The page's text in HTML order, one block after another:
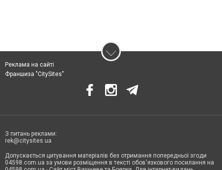
Реклама на сайті
Франшиза "CitySites"
З питань реклами:
rek@citysites.ua
Допускається цитування матеріалів без отримання попередньої згоди
04598.com.ua за умови розміщення в тексті обов'язкового посилання на